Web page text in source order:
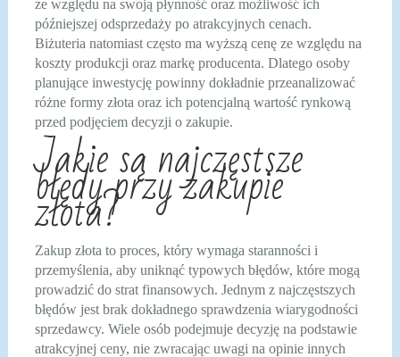
ze względu na swoją płynność oraz możliwość ich
późniejszej odsprzedaży po atrakcyjnych cenach.
Biżuteria natomiast często ma wyższą cenę ze względu na
koszty produkcji oraz markę producenta. Dlatego osoby
planujące inwestycję powinny dokładnie przeanalizować
różne formy złota oraz ich potencjalną wartość rynkową
przed podjęciem decyzji o zakupie.
Jakie są najczęstsze
błędy przy zakupie
złota?
Zakup złota to proces, który wymaga staranności i
przemyślenia, aby uniknąć typowych błędów, które mogą
prowadzić do strat finansowych. Jednym z najczęstszych
błędów jest brak dokładnego sprawdzenia wiarygodności
sprzedawcy. Wiele osób podejmuje decyzję na podstawie
atrakcyjnej ceny, nie zwracając uwagi na opinie innych